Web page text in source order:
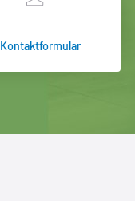
Kontaktformular